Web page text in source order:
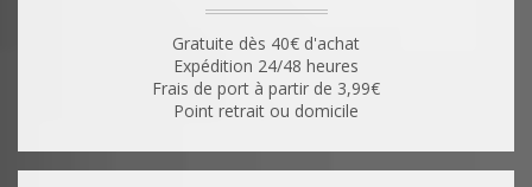
Gratuite dès 40€ d'achat
Expédition 24/48 heures
Frais de port à partir de 3,99€
Point retrait ou domicile